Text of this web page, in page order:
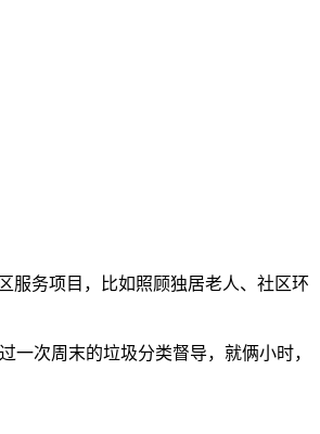
服务项目，比如照顾独居老人、社区环
次周末的垃圾分类督导，就俩小时，